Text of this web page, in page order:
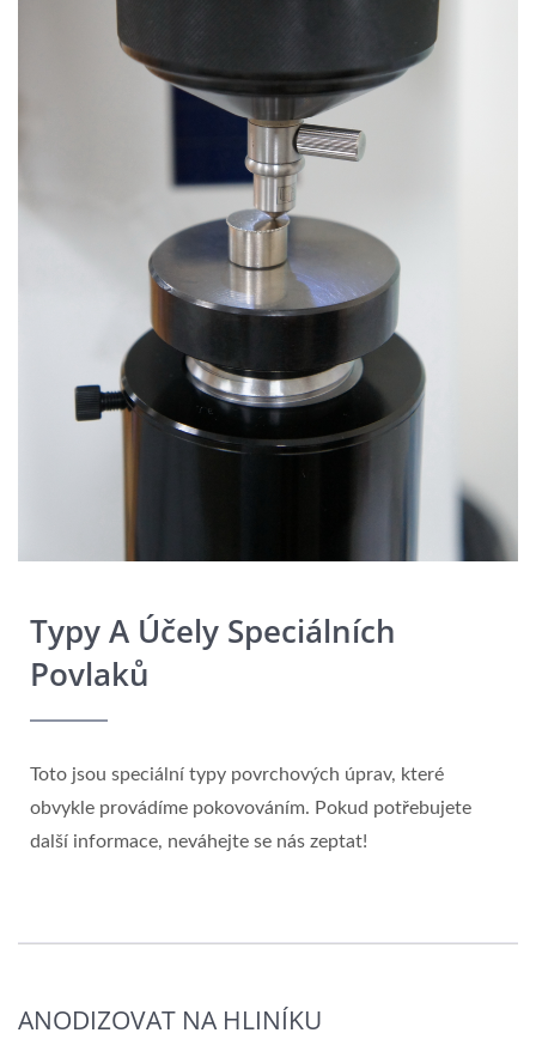
Typy A Účely Speciálních
Povlaků
Toto jsou speciální typy povrchových úprav, které
obvykle provádíme pokovováním. Pokud potřebujete
další informace, neváhejte se nás zeptat!
ANODIZOVAT NA HLINÍKU